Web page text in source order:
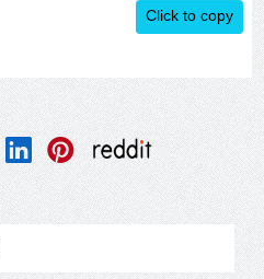
Click to copy